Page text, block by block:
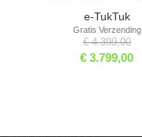
e-TukTuk
€4.399,00
€ 3.799,00
Gratis Verzending